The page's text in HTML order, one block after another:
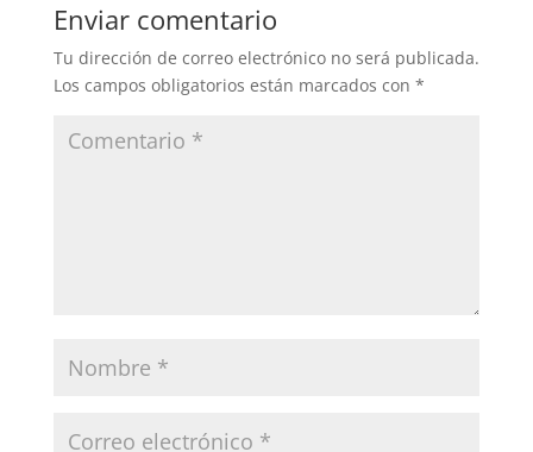
Enviar comentario
Tu dirección de correo electrónico no será publicada.
Los campos obligatorios están marcados con *